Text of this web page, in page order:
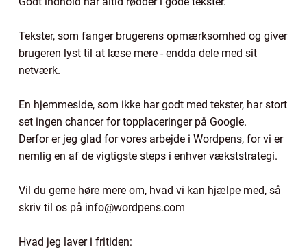
Tekster, som fanger brugerens opmærksomhed og giver
brugeren lyst til at læse mere - endda dele med sit
netværk.
En hjemmeside, som ikke har godt med tekster, har stort
set ingen chancer for topplaceringer på Google.
Derfor er jeg glad for vores arbejde i Wordpens, for vi er
nemlig en af de vigtigste steps i enhver vækststrategi.
Vil du gerne høre mere om, hvad vi kan hjælpe med, så
skriv til os på info@wordpens.com
Hvad jeg laver i fritiden: